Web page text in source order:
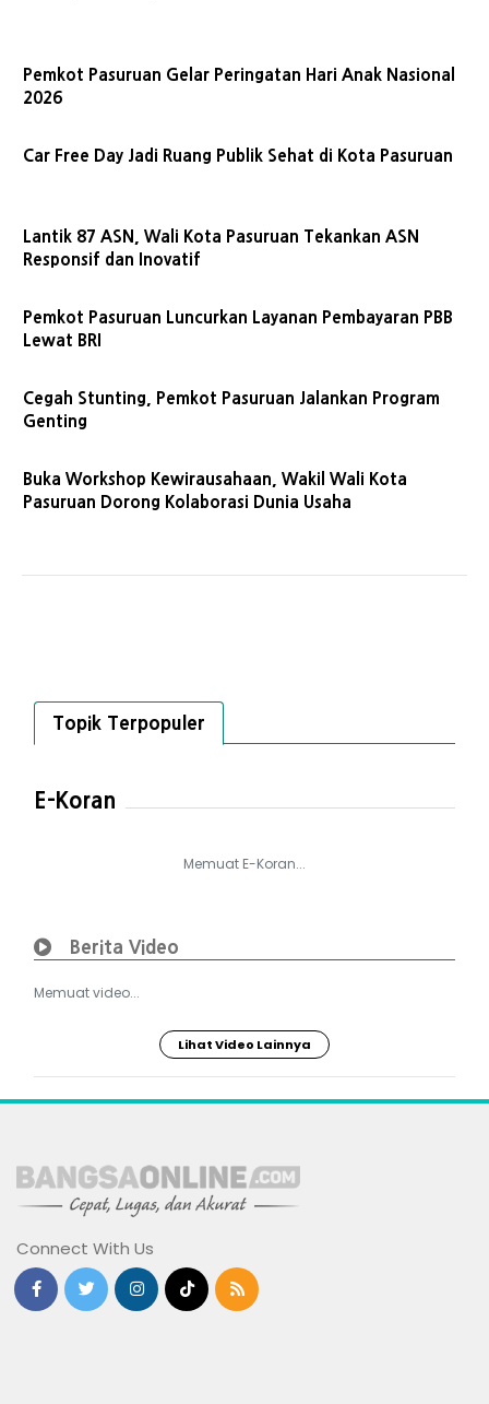
Pemkot Pasuruan Gelar Peringatan Hari Anak Nasional
2026
Car Free Day Jadi Ruang Publik Sehat di Kota Pasuruan
Lantik 87 ASN, Wali Kota Pasuruan Tekankan ASN
Responsif dan Inovatif
Pemkot Pasuruan Luncurkan Layanan Pembayaran PBB
Lewat BRI
Cegah Stunting, Pemkot Pasuruan Jalankan Program
Genting
Buka Workshop Kewirausahaan, Wakil Wali Kota
Pasuruan Dorong Kolaborasi Dunia Usaha
Topik Terpopuler
E-Koran
Memuat E-Koran...
Berita Video
Memuat video...
Lihat Video Lainnya
Connect With Us